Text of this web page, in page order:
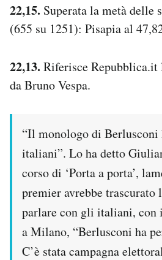
22,15. Superata la metà delle
(655 su 1251): Pisapia al
22,13. Riferisce Repubblica.it
da Bruno Vespa.
“Il monologo di
italiani”. Lo ha detto
corso di ‘Porta a porta’,
premier avrebbe trascurato
parlare con gli italiani, con
a Milano, “Berlusconi ha
C’è stata campagna